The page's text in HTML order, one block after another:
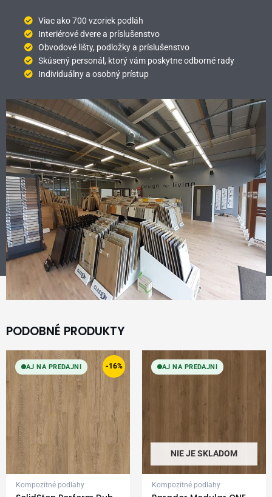
Viac ako 700 vzoriek podláh
Interiérové dvere a príslušenstvo
Obvodové lišty, podložky a príslušenstvo
Skúsený personál, ktorý vám poskytne odborné rady
Individuálny a osobný prístup
PODOBNÉ PRODUKTY
-16%
AJ NA PREDAJNI
Kompozitné podlahy
Original
price
was:
22,49 €.
Current
price
is:
18,99 €.
AJ NA PREDAJNI
NIE JE SKLADOM
Kompozitné podlahy